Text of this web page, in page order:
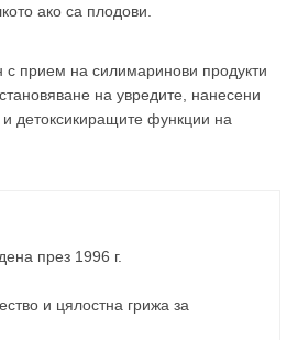
ако са плодови.
прием на силимаринови продукти
на увредите, нанесени
детоксикиращите функции на
през 1996 г.
и цялостна грижа за